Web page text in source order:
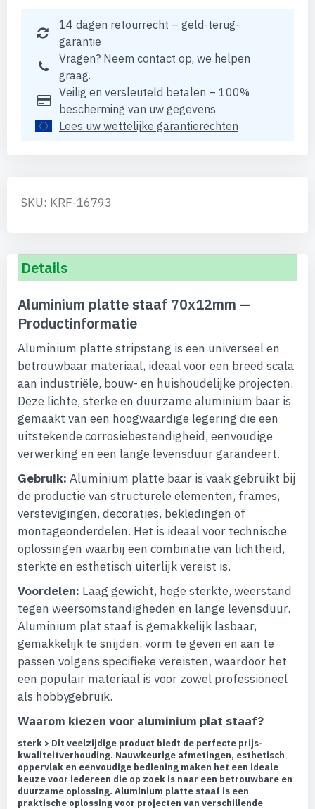
14 dagen retourrecht – geld-terug-
garantie
Vragen? Neem contact op, we helpen
graag.
Veilig en versleuteld betalen – 100%
bescherming van uw gegevens
Lees uw wettelijke garantierechten
SKU: KRF-16793
Details
Aluminium platte staaf 70x12mm —
Productinformatie
Aluminium platte stripstang is een universeel en
betrouwbaar materiaal, ideaal voor een breed scala
aan industriële, bouw- en huishoudelijke projecten.
Deze lichte, sterke en duurzame aluminium baar is
gemaakt van een hoogwaardige legering die een
uitstekende corrosiebestendigheid, eenvoudige
verwerking en een lange levensduur garandeert.
Gebruik: Aluminium platte baar is vaak gebruikt bij
de productie van structurele elementen, frames,
verstevigingen, decoraties, bekledingen of
montageonderdelen. Het is ideaal voor technische
oplossingen waarbij een combinatie van lichtheid,
sterkte en esthetisch uiterlijk vereist is.
Voordelen: Laag gewicht, hoge sterkte, weerstand
tegen weersomstandigheden en lange levensduur.
Aluminium plat staaf is gemakkelijk lasbaar,
gemakkelijk te snijden, vorm te geven en aan te
passen volgens specifieke vereisten, waardoor het
een populair materiaal is voor zowel professioneel
als hobbygebruik.
Waarom kiezen voor aluminium plat staaf?
sterk > Dit veelzijdige product biedt de perfecte prijs-
kwaliteitverhouding. Nauwkeurige afmetingen, esthetisch
oppervlak en eenvoudige bediening maken het een ideale
keuze voor iedereen die op zoek is naar een betrouwbare en
duurzame oplossing. Aluminium platte staaf is een
praktische oplossing voor projecten van verschillende